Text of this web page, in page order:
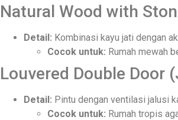
Natural Wood with
Detail: Kombinasi kayu jati dengan
Cocok untuk: Rumah mewah
Louvered Double Door
Detail: Pintu dengan ventilasi jalusi
Cocok untuk: Rumah tropis